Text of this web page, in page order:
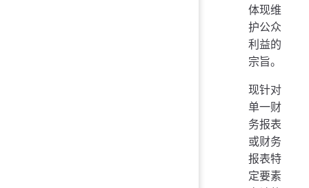
体现维
护公众
利益的
宗旨。
现针对
单一财
务报表
或财务
报表特
定要素